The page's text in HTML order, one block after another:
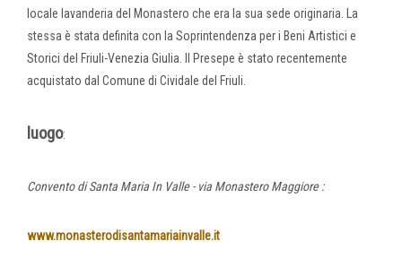
locale lavanderia del Monastero che era la sua sede originaria. La
stessa è stata definita con la Soprintendenza per i Beni Artistici e
Storici del Friuli-Venezia Giulia. Il Presepe è stato recentemente
acquistato dal Comune di Cividale del Friuli.
luogo:
Convento di Santa Maria In Valle - via Monastero Maggiore :
www.monasterodisantamariainvalle.it